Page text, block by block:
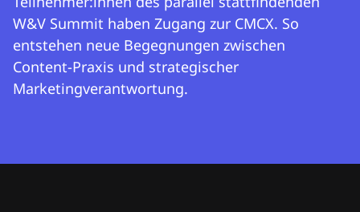
W&V Summit haben Zugang zur CMCX. So
entstehen neue Begegnungen zwischen
Content-Praxis und strategischer
Marketingverantwortung.